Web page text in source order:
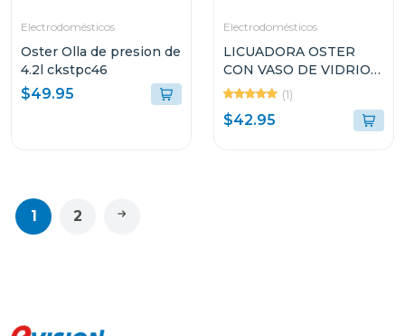
Electrodomésticos
Oster Olla de presion de
4.2l ckstpc46
$49.95
Electrodomésticos
LICUADORA OSTER
CON VASO DE VIDRIO
DE 1.5L Y 2
VELOCIDADES
BLSTKAGBPB
(1)
$42.95
1 2